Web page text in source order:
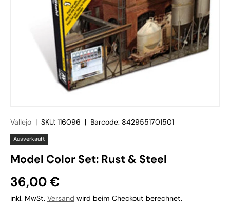
Vallejo | SKU: 116096 | Barcode: 8429551701501
Ausverkauft
Model Color Set: Rust & Steel
36,00 €
inkl. MwSt. Versand wird beim Checkout berechnet.